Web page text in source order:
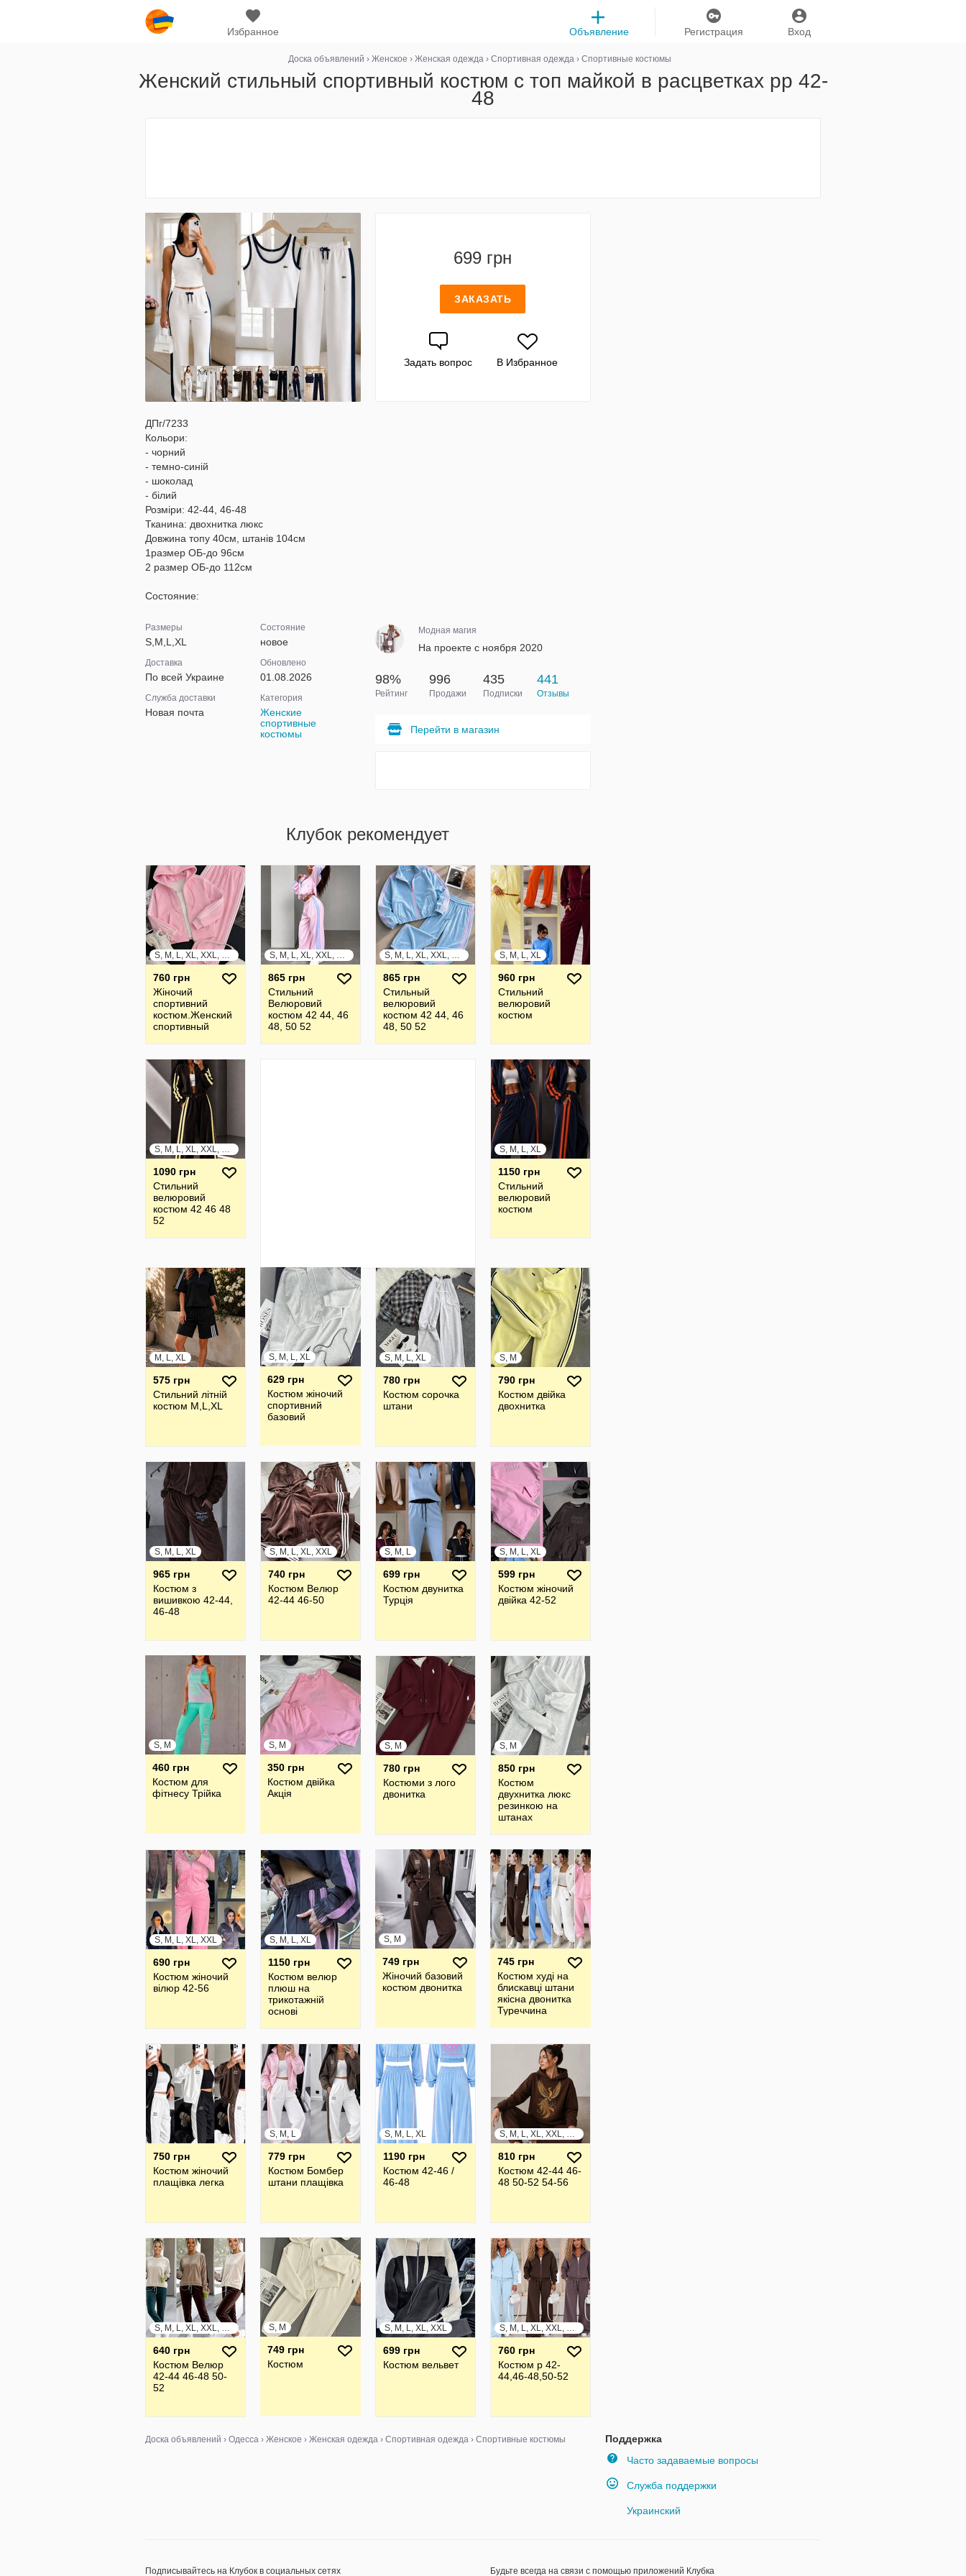
Избранное Вход
Регистрация
Объявление
Доска объявлений › Женское › Женская одежда› Спортивная одежда› Спортивные костюмы
Женский стильный спортивный костюм с топ майкой в расцветках рр 42-
48
699 грн
ЗАКАЗАТЬ
Задать вопрос В Избранное
ДПг/7233
Кольори:
- чорний
- темно-синій
- шоколад
- білий
Розміри: 42-44, 46-48
Тканина: двохнитка люкс
Довжина топу 40см, штанів 104см
1размер ОБ-до 96см
2 размер ОБ-до 112см
Состояние:
Размеры
S,M,L,XL
Доставка
По всей Украине
Служба доставки
Новая почта
Состояние
новое
Обновлено
01.08.2026
Категория
Женские
спортивные
костюмы
Модная магия
На проекте с ноября 2020
98%
Рейтинг
996
Продажи
435
Подписки
441
Отзывы
Перейти в магазин
Клубок рекомендует
S, M, L, XL, XXL, XXXL
760 грн
Жiночий
спортивний
костюм.Женский
спортивный
S, M, L, XL, XXL, XXXL
865 грн
Стильний
Велюровий
костюм 42 44, 46
48, 50 52
S, M, L, XL, XXL, XXXL
865 грн
Стильный
велюровий
костюм 42 44, 46
48, 50 52
S, M, L, XL
960 грн
Стильний
велюровий
костюм
S, M, L, XL, XXL, XXXL
1090 грн
Стильний
велюровий
костюм 42 46 48
52
S, M, L, XL
1150 грн
Стильний
велюровий
костюм
M, L, XL
575 грн
Стильний літній
костюм M,L,XL
S, M, L, XL
629 грн
Костюм жіночий
спортивний
базовий
S, M, L, XL
780 грн
Костюм сорочка
штани
S, M
790 грн
Костюм двійка
двохнитка
S, M, L, XL
965 грн
Костюм з
вишивкою 42-44,
46-48
S, M, L, XL, XXL
740 грн
Костюм Велюр
42-44 46-50
S, M, L
699 грн
Костюм двунитка
Турція
S, M, L, XL
599 грн
Костюм жіночий
двійка 42-52
S, M
460 грн
Костюм для
фітнесу Трійка
S, M
350 грн
Костюм двійка
Акція
S, M
780 грн
Костюми з лого
двонитка
S, M
850 грн
Костюм
двухнитка люкс
резинкою на
штанах
S, M, L, XL, XXL
690 грн
Костюм жіночий
вілюр 42-56
S, M, L, XL
1150 грн
Костюм велюр
плюш на
трикотажній
основі
S, M
749 грн
Жіночий базовий
костюм двонитка
745 грн
Костюм худі на
блискавці штани
якісна двонитка
Туреччина
750 грн
Костюм жіночий
плащівка легка
S, M, L
779 грн
Костюм Бомбер
штани плащівка
S, M, L, XL
1190 грн
Костюм 42-46 /
46-48
S, M, L, XL, XXL, XXXL
810 грн
Костюм 42-44 46-
48 50-52 54-56
S, M, L, XL, XXL, XXXL
640 грн
Костюм Велюр
42-44 46-48 50-
52
S, M
749 грн
Костюм
S, M, L, XL, XXL
699 грн
Костюм вельвет
S, M, L, XL, XXL, XXXL
760 грн
Костюм р 42-
44,46-48,50-52
Поддержка
Часто задаваемые вопросы
Служба поддержки
Украинский
Доска объявлений › Одесса › Женское › Женская одежда › Спортивная одежда › Спортивные костюмы
Подписывайтесь на Клубок в социальных сетях Будьте всегда на связи с помощью приложений Клубка